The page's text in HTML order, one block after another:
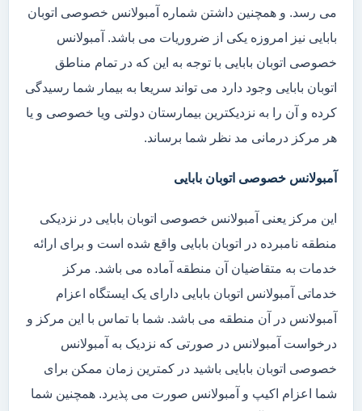
می رسد. و همچنین داشتن شماره آمبولانس خصوصی اتوبان
بابایی نیز امروزه یکی از ضروریات می باشد. آمبولانس
خصوصی اتوبان بابایی با توجه به این که در تمام مناطق
اتوبان بابایی وجود دارد می تواند سریعا به بیمار شما رسیدگی
کرده و آن را به نزدیکترین بیمارستان دولتی ویا خصوصی و یا
هر مرکز درمانی مد نظر شما برساند.
آمبولانس خصوصی اتوبان بابایی
این مرکز یعنی آمبولانس خصوصی اتوبان بابایی در نزدیکی
منطقه نامبرده در اتوبان بابایی واقع شده است و برای ارائه
خدمات به متقاضیان آن منطقه آماده می باشد. مرکز
خدماتی آمبولانس اتوبان بابایی دارای یک ایستگاه اعزام
آمبولانس در آن منطقه می باشد. شما با تماس با این مرکز و
درخواست آمبولانس در صورتی که نزدیک به آمبولانس
خصوصی اتوبان بابایی باشید در کمترین زمان ممکن برای
شما اعزام اکیپ و آمبولانس صورت می پذیرد. همچنین شما